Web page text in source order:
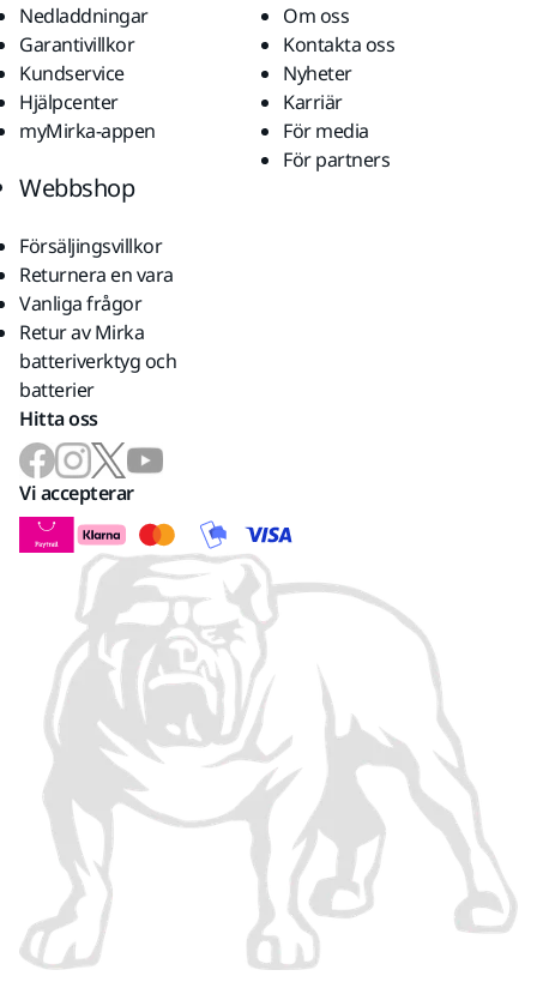
Nedladdningar
Garantivillkor
Kundservice
Hjälpcenter
myMirka-appen
Om oss
Kontakta oss
Nyheter
Karriär
För media
För partners
Webbshop
Försäljingsvillkor
Returnera en vara
Vanliga frågor
Retur av Mirka
batteriverktyg och
batterier
Hitta oss
Vi accepterar